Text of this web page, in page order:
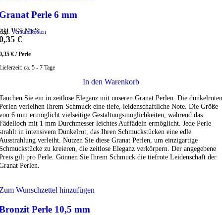
Perle 6 mm
19 % MwSt.
Versandkosten
€
€ /Perle
ca. 5 - 7 Tage
In den Warenkorb
Sie ein in zeitlose Eleganz mit unseren Granat Perlen. Die dunkelroten
verleihen Ihrem Schmuck eine tiefe, leidenschaftliche Note. Die Größe
6 mm ermöglicht vielseitige Gestaltungsmöglichkeiten, während das
mit 1 mm Durchmesser leichtes Auffädeln ermöglicht. Jede Perle
in intensivem Dunkelrot, das Ihren Schmuckstücken eine edle
verleiht. Nutzen Sie diese Granat Perlen, um einzigartige
zu kreieren, die zeitlose Eleganz verkörpern. Der angegebene
gilt pro Perle. Gönnen Sie Ihrem Schmuck die tiefrote Leidenschaft der
Perlen.
Wunschzettel hinzufügen
Perle 10,5 mm